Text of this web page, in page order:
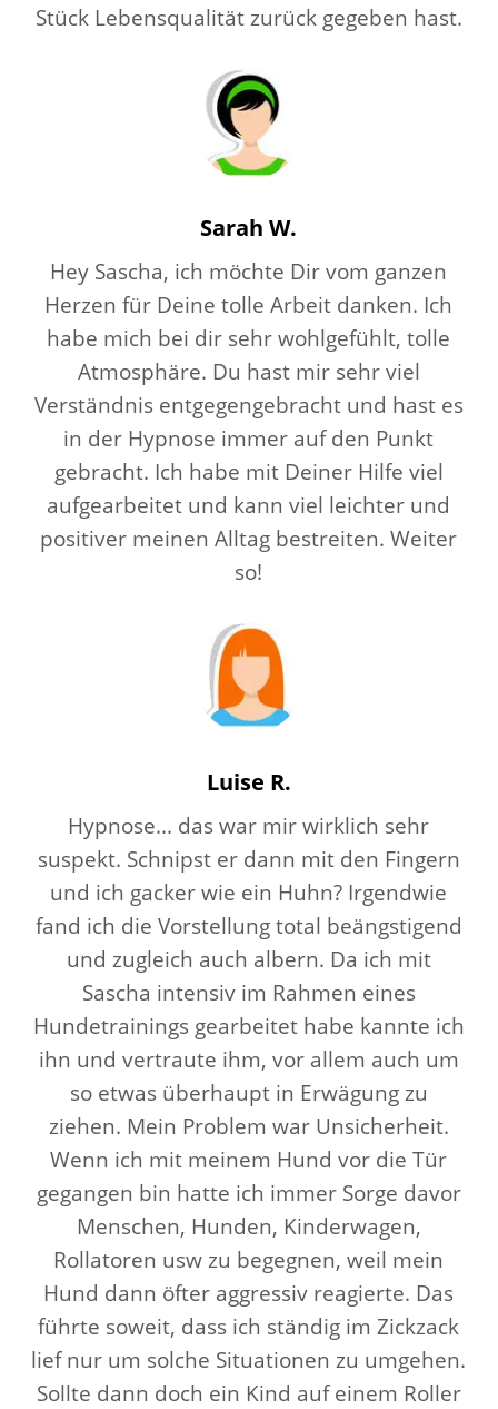
Stück Lebensqualität zurück gegeben hast.
Sarah W.
Hey Sascha, ich möchte Dir vom ganzen
Herzen für Deine tolle Arbeit danken. Ich
habe mich bei dir sehr wohlgefühlt, tolle
Atmosphäre. Du hast mir sehr viel
Verständnis entgegengebracht und hast es
in der Hypnose immer auf den Punkt
gebracht. Ich habe mit Deiner Hilfe viel
aufgearbeitet und kann viel leichter und
positiver meinen Alltag bestreiten. Weiter
so!
Luise R.
Hypnose... das war mir wirklich sehr
suspekt. Schnipst er dann mit den Fingern
und ich gacker wie ein Huhn? Irgendwie
fand ich die Vorstellung total beängstigend
und zugleich auch albern. Da ich mit
Sascha intensiv im Rahmen eines
Hundetrainings gearbeitet habe kannte ich
ihn und vertraute ihm, vor allem auch um
so etwas überhaupt in Erwägung zu
ziehen. Mein Problem war Unsicherheit.
Wenn ich mit meinem Hund vor die Tür
gegangen bin hatte ich immer Sorge davor
Menschen, Hunden, Kinderwagen,
Rollatoren usw zu begegnen, weil mein
Hund dann öfter aggressiv reagierte. Das
führte soweit, dass ich ständig im Zickzack
lief nur um solche Situationen zu umgehen.
Sollte dann doch ein Kind auf einem Roller